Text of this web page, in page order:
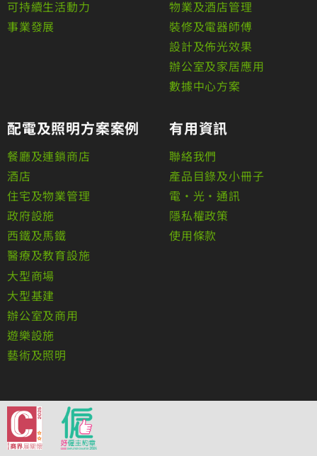
可持續生活動力
事業發展
物業及酒店管理
裝修及電器師傅
設計及佈光效果
辦公室及家居應用
數據中心方案
配電及照明方案案例
餐廳及連鎖商店
酒店
住宅及物業管理
政府設施
西鐵及馬鐵
醫療及教育設施
大型商場
大型基建
辦公室及商用
遊樂設施
藝術及照明
有用資訊
聯絡我們
產品目錄及小冊子
電•光•通訊
隱私權政策
使用條款